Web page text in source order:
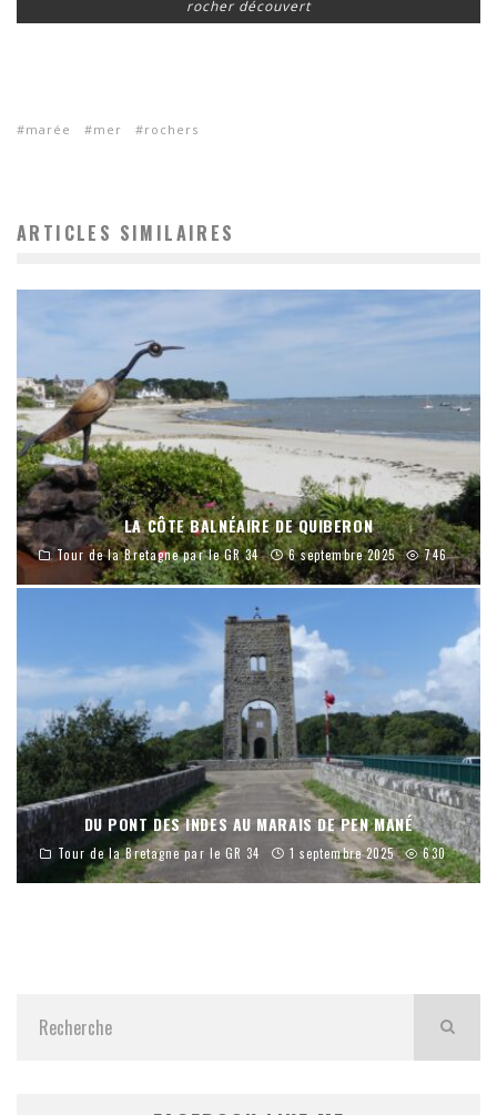
rocher découvert
marée mer rochers
ARTICLES SIMILAIRES
LA CÔTE BALNÉAIRE DE QUIBERON
Tour de la Bretagne par le GR 34 6 septembre 2025 746
DU PONT DES INDES AU MARAIS DE PEN MANÉ
Tour de la Bretagne par le GR 34 1 septembre 2025 630